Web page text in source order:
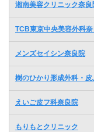
湘南美容クリニック奈良
TCB東京中央美容外科
メンズセイシン奈良院
樹のひかり形成外科・
えいご皮フ科奈良院
もりもとクリニック